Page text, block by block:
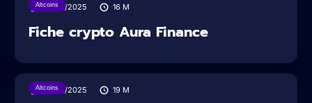
Altcoins
10/02/2025 16 M
Fiche crypto Aura Finance
Altcoins
10/02/2025 19 M